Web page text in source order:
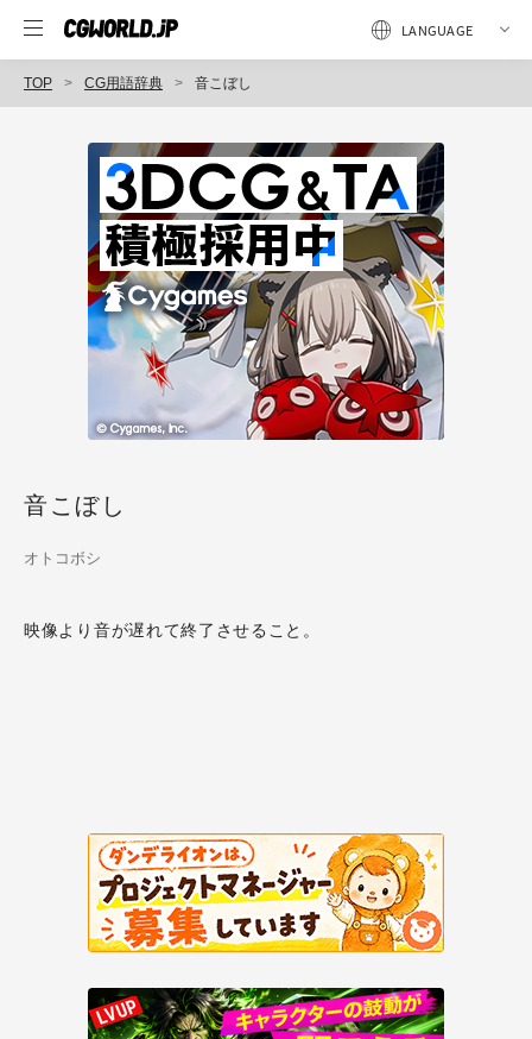
TOP CG用語辞典 音こぼし
音こぼし
オトコボシ
映像より音が遅れて終了させること。